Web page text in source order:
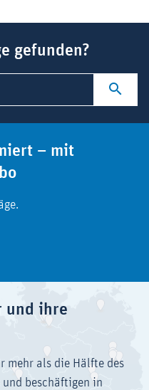
gefunden?
– mit
und ihre
mehr als die Hälfte des
beschäftigen in